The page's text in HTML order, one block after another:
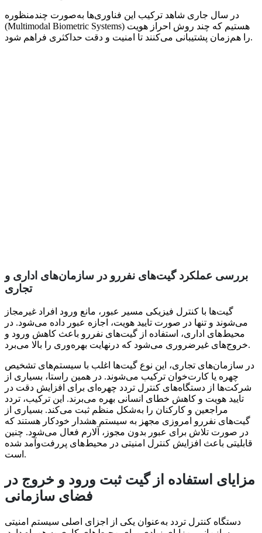
در سال جاری شاهد ترکیب این فناوری‌ها به‌صورت چندمنظوره
(Multimodal Biometric Systems) هستیم که چند روش احراز هویت
را هم‌زمان پشتیبانی می‌کنند تا امنیت و دقت حداکثری فراهم شود.
بررسی عملکرد گیت‌های نفررو در سازمان‌های اداری و
تجاری
گیت‌ها با کنترل فیزیکی مسیر عبور، مانع ورود افراد غیرمجاز
می‌شوند و تنها در صورت تایید هویت، اجازه عبور داده می‌شود. در
محیط‌های اداری، استفاده از گیت‌های نفررو باعث کاهش ورود و
خروج‌های غیرضروری می‌شود که درنهایت بهره‌وری را بالا می‌برد.
در سازمان‌های تجاری، این نوع گیت‌ها اغلب با سیستم‌های تشخیص
چهره یا کارت‌خوان ترکیب می‌شوند. در همین راستا، بسیاری از
شرکت‌ها از دستگاه‌های کنترل تردد چهره‌ای برای افزایش دقت در
تایید هویت و کاهش خطای انسانی بهره می‌برند. این ترکیب، تردد
مراجعین و کارکنان را به‌شکل منظم ثبت می‌کند. بسیاری از
گیت‌های نفررو امروزی مجهز به سیستم هشدار خودکار هستند که
در صورت تلاش برای عبور بدون مجوز، آلارم فعال می‌شود. چنین
قابلیتی باعث افزایش کنترل امنیتی در محیط‌های پررفت‌وآمد شده
است.
مزایای استفاده از گیت ثبت ورود و خروج در
فضای سازمانی
دستگاه کنترل تردد به‌عنوان یکی از اجزای اصلی سیستم امنیتی